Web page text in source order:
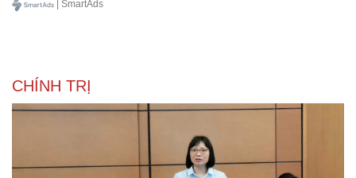
Âm nhạc
Di sản
| SmartAds
CHÍNH TRỊ